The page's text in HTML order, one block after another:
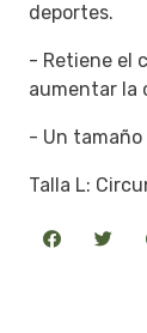
deportes.
- Retiene el
aumentar la
- Un tamaño
Talla L: